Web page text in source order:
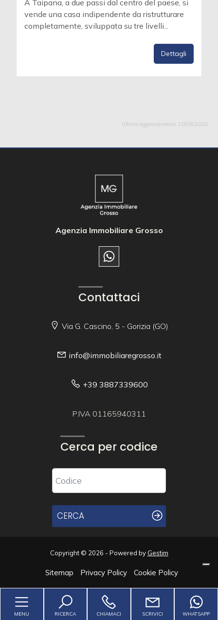
A Taipana, a due passi dal centro del paese, si
vende una casa indipendente da ristrutturare
completamente, sviluppata su tre livelli...
Dettagli
Ultimo aggiornamento 10/06/2026
Agenzia Immobiliare Grosso
Contattaci
Via G. Cascino, 5 - Gorizia (GO)
info@immobiliaregrosso.it
+39 3887339600
P.IVA 01165940311
Cerca per codice
CERCA
Copyright © 2026 - Powered by Gestim
Sitemap Privacy Policy Cookie Policy
Torna su
MENU RICERCA CHIAMACI SCRIVICI WHATSAPP